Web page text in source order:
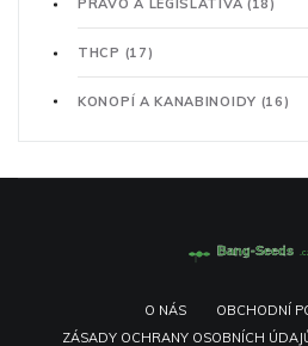
PRÁVO A LEGISLATIVA (18)
THCP (17)
KONOPÍ A KANABINOIDY (16)
O NÁS
OBCHODNÍ
ZÁSADY OCHRANY OSOBNÍCH